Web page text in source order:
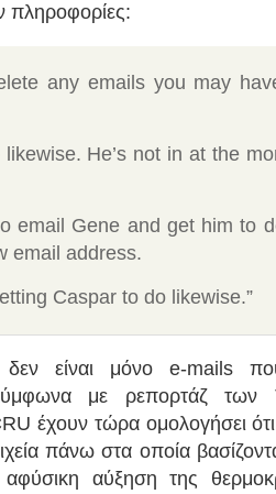
πληροφορίες:
any emails you may
He’s not in at the
email Gene and get him to
email address.
Caspar to do likewise.”
είναι μόνο e-mails
με ρεπορτάζ των
έχουν τώρα ομολογήσει
πάνω στα οποία
αύξηση της